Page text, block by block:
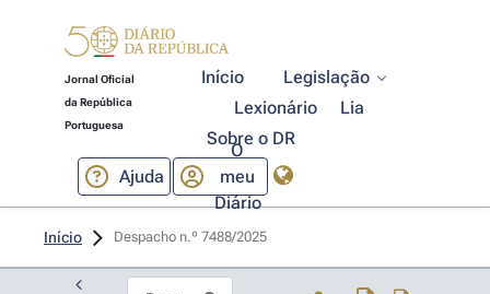
Jornal Oficial
da República
Portuguesa
Início
Legislação
Lexionário
Lia
Sobre o DR
Ajuda
O
meu
Diário
Início Despacho n.º 7488/2025